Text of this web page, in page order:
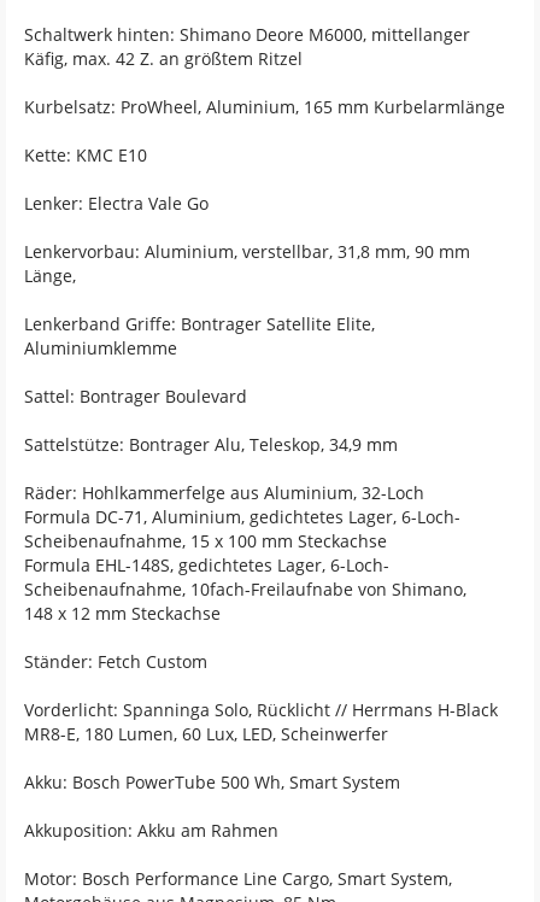
Schaltwerk hinten: Shimano Deore M6000, mittellanger
Käfig, max. 42 Z. an größtem Ritzel
Kurbelsatz: ProWheel, Aluminium, 165 mm Kurbelarmlänge
Kette: KMC E10
Lenker: Electra Vale Go
Lenkervorbau: Aluminium, verstellbar, 31,8 mm, 90 mm
Länge,
Lenkerband Griffe: Bontrager Satellite Elite,
Aluminiumklemme
Sattel: Bontrager Boulevard
Sattelstütze: Bontrager Alu, Teleskop, 34,9 mm
Räder: Hohlkammerfelge aus Aluminium, 32-Loch
Formula DC-71, Aluminium, gedichtetes Lager, 6-Loch-
Scheibenaufnahme, 15 x 100 mm Steckachse
Formula EHL-148S, gedichtetes Lager, 6-Loch-
Scheibenaufnahme, 10fach-Freilaufnabe von Shimano,
148 x 12 mm Steckachse
Ständer: Fetch Custom
Vorderlicht: Spanninga Solo, Rücklicht // Herrmans H-Black
MR8-E, 180 Lumen, 60 Lux, LED, Scheinwerfer
Akku: Bosch PowerTube 500 Wh, Smart System
Akkuposition: Akku am Rahmen
Motor: Bosch Performance Line Cargo, Smart System,